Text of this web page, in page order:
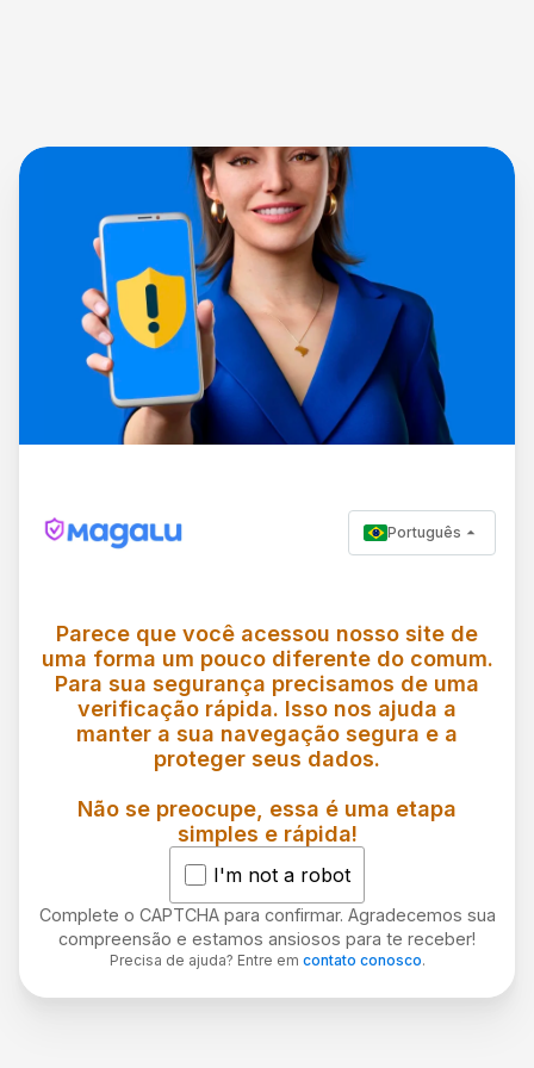
Português
Parece que você acessou nosso site de
uma forma um pouco diferente do comum.
Para sua segurança precisamos de uma
verificação rápida. Isso nos ajuda a
manter a sua navegação segura e a
proteger seus dados.
Não se preocupe, essa é uma etapa
simples e rápida!
I'm not a robot
Complete o CAPTCHA para confirmar. Agradecemos sua
compreensão e estamos ansiosos para te receber!
Precisa de ajuda? Entre em contato conosco.